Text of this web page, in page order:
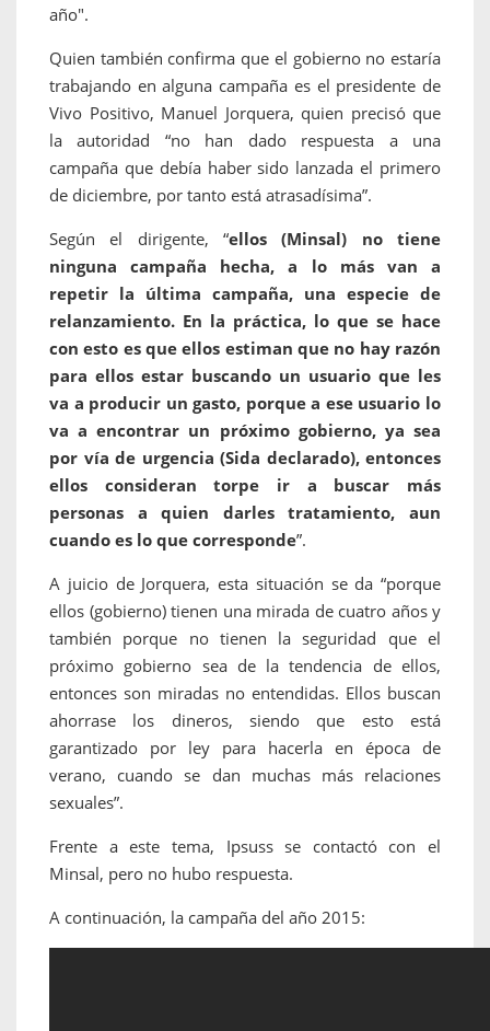
año".
Quien también confirma que el gobierno no estaría
trabajando en alguna campaña es el presidente de
Vivo Positivo, Manuel Jorquera, quien precisó que
la autoridad “no han dado respuesta a una
campaña que debía haber sido lanzada el primero
de diciembre, por tanto está atrasadísima”.
Según el dirigente, “ellos (Minsal) no tiene
ninguna campaña hecha, a lo más van a
repetir la última campaña, una especie de
relanzamiento. En la práctica, lo que se hace
con esto es que ellos estiman que no hay razón
para ellos estar buscando un usuario que les
va a producir un gasto, porque a ese usuario lo
va a encontrar un próximo gobierno, ya sea
por vía de urgencia (Sida declarado), entonces
ellos consideran torpe ir a buscar más
personas a quien darles tratamiento, aun
cuando es lo que corresponde”.
A juicio de Jorquera, esta situación se da “porque
ellos (gobierno) tienen una mirada de cuatro años y
también porque no tienen la seguridad que el
próximo gobierno sea de la tendencia de ellos,
entonces son miradas no entendidas. Ellos buscan
ahorrase los dineros, siendo que esto está
garantizado por ley para hacerla en época de
verano, cuando se dan muchas más relaciones
sexuales”.
Frente a este tema, Ipsuss se contactó con el
Minsal, pero no hubo respuesta.
A continuación, la campaña del año 2015: